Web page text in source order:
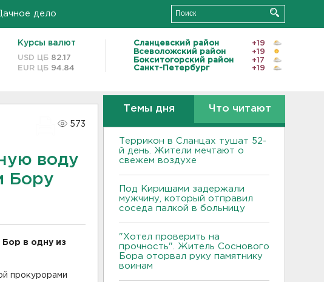
дело
Курсы валют
USD ЦБ 82.17
EUR ЦБ 94.84
Сланцевский район
+19
Всеволожский район
+19
Бокситогорский район
+17
Санкт-Петербург
+19
573
воду
Бору
в одну из
прокурорами
Темы дня Что читают
Террикон в Сланцах тушат 52-
й день. Жители мечтают о
свежем воздухе
Под Киришами задержали
мужчину, который отправил
соседа палкой в больницу
"Хотел проверить на
прочность". Житель Соснового
Бора оторвал руку памятнику
воинам